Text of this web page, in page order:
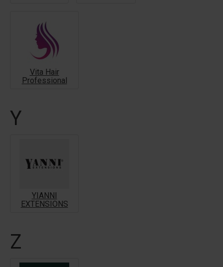
Vita Hair
Professional
Y
YIANNI
EXTENSIONS
Z